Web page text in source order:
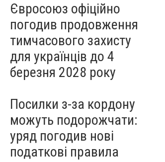
Євросоюз офіційно
погодив продовження
тимчасового захисту
для українців до 4
березня 2028 року
Посилки з-за кордону
можуть подорожчати:
уряд погодив нові
податкові правила